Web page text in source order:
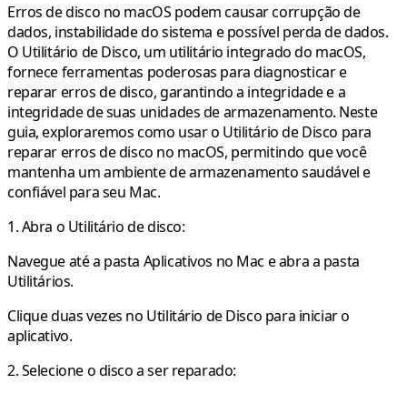
Erros de disco no macOS podem causar corrupção de
dados, instabilidade do sistema e possível perda de dados.
O Utilitário de Disco, um utilitário integrado do macOS,
fornece ferramentas poderosas para diagnosticar e
reparar erros de disco, garantindo a integridade e a
integridade de suas unidades de armazenamento. Neste
guia, exploraremos como usar o Utilitário de Disco para
reparar erros de disco no macOS, permitindo que você
mantenha um ambiente de armazenamento saudável e
confiável para seu Mac.
1. Abra o Utilitário de disco:
Navegue até a pasta Aplicativos no Mac e abra a pasta
Utilitários.
Clique duas vezes no Utilitário de Disco para iniciar o
aplicativo.
2. Selecione o disco a ser reparado: